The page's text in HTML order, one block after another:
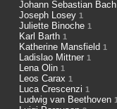
Johann Sebastian Bach
Joseph Losey 1
Juliette Binoche 1
Karl Barth 1
Katherine Mansfield 1
Ladislao Mittner 1
Lena Olin 1
Leos Carax 1
Luca Crescenzi 1
Ludwig van Beethoven 1